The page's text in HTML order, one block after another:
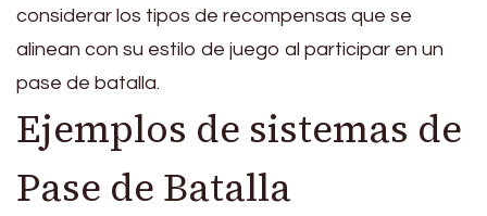
considerar los tipos de recompensas que se
alinean con su estilo de juego al participar en un
pase de batalla.
Ejemplos de sistemas de
Pase de Batalla